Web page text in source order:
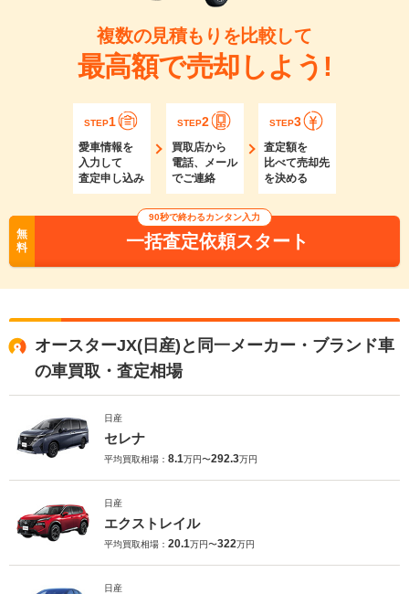
複数の見積もりを比較して
最高額で売却しよう!
STEP1
愛車情報を
入力して
査定申し込み
STEP2
買取店から
電話、メール
でご連絡
STEP3
査定額を
比べて売却先
を決める
無
料
90秒で終わるカンタン入力
一括査定依頼スタート
オースターJX(日産)と同一メーカー・ブランド車
の車買取・査定相場
日産
セレナ
平均買取相場： 8.1万円〜292.3万円
日産
エクストレイル
平均買取相場： 20.1万円〜322万円
日産